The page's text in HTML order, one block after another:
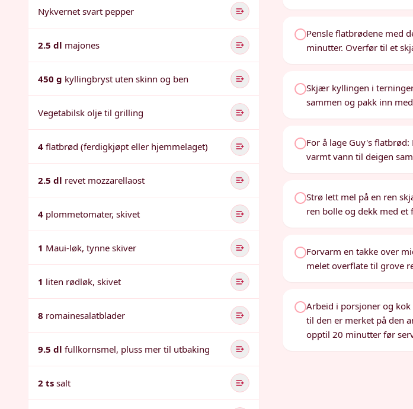
Nykvernet svart pepper
2.5 dl majones
450 g kyllingbryst uten skinn og ben
Vegetabilsk olje til grilling
4 flatbrød (ferdigkjøpt eller hjemmelaget)
2.5 dl revet mozzarellaost
4 plommetomater, skivet
1 Maui-løk, tynne skiver
1 liten rødløk, skivet
8 romainesalatblader
9.5 dl fullkornsmel, pluss mer til utbaking
2 ts salt
Pensle flatbrødene med
minutter. Overfør til et
Skjær kyllingen i
sammen og pakk inn
For å lage Guy's
varmt vann til deigen
Strø lett mel på en ren
ren bolle og dekk med
Forvarm en takke over
melet overflate til grove
Arbeid i porsjoner og
til den er merket på den
opptil 20 minutter før